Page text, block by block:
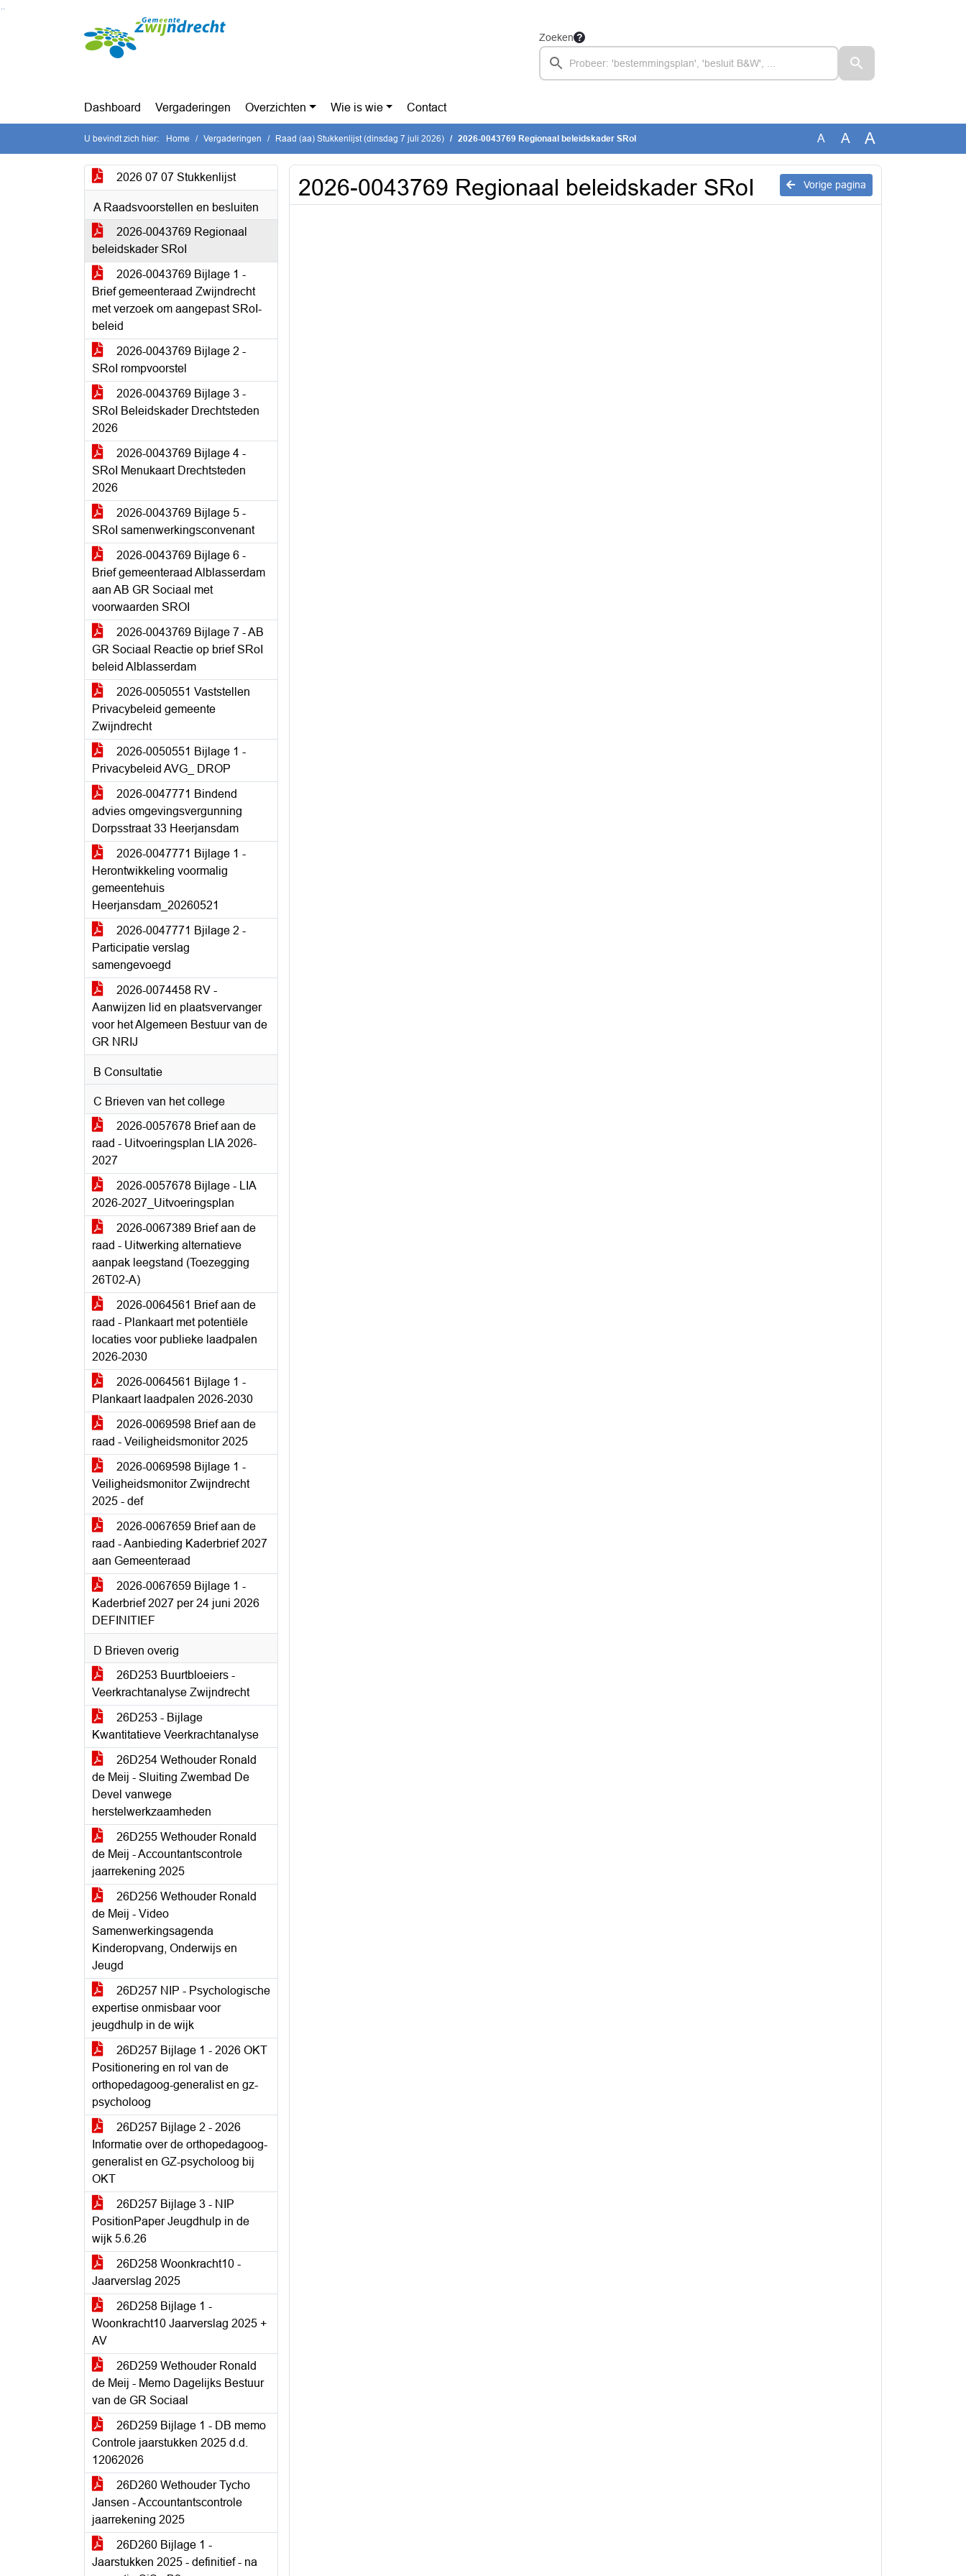
Ga naar de inhoud van deze pagina
Zoeken
Dashboard Vergaderingen Overzichten Wie is wie Contact
U bevindt zich hier: Home Vergaderingen Raad (aa) Stukkenlijst (dinsdag 7 juli 2026) 2026-0043769 Regionaal beleidskader SRoI A A A
2026 07 07 Stukkenlijst
A Raadsvoorstellen en besluiten
2026-0043769 Regionaal
beleidskader SRoI
2026-0043769 Bijlage 1 -
Brief gemeenteraad Zwijndrecht
met verzoek om aangepast SRoI-
beleid
2026-0043769 Bijlage 2 -
SRoI rompvoorstel
2026-0043769 Bijlage 3 -
SRoI Beleidskader Drechtsteden
2026
2026-0043769 Bijlage 4 -
SRoI Menukaart Drechtsteden
2026
2026-0043769 Bijlage 5 -
SRoI samenwerkingsconvenant
2026-0043769 Bijlage 6 -
Brief gemeenteraad Alblasserdam
aan AB GR Sociaal met
voorwaarden SROI
2026-0043769 Bijlage 7 - AB
GR Sociaal Reactie op brief SRoI
beleid Alblasserdam
2026-0050551 Vaststellen
Privacybeleid gemeente
Zwijndrecht
2026-0050551 Bijlage 1 -
Privacybeleid AVG_ DROP
2026-0047771 Bindend
advies omgevingsvergunning
Dorpsstraat 33 Heerjansdam
2026-0047771 Bijlage 1 -
Herontwikkeling voormalig
gemeentehuis
Heerjansdam_20260521
2026-0047771 Bjilage 2 -
Participatie verslag
samengevoegd
2026-0074458 RV -
Aanwijzen lid en plaatsvervanger
voor het Algemeen Bestuur van de
GR NRIJ
B Consultatie
C Brieven van het college
2026-0057678 Brief aan de
raad - Uitvoeringsplan LIA 2026-
2027
2026-0057678 Bijlage - LIA
2026-2027_Uitvoeringsplan
2026-0067389 Brief aan de
raad - Uitwerking alternatieve
aanpak leegstand (Toezegging
26T02-A)
2026-0064561 Brief aan de
raad - Plankaart met potentiële
locaties voor publieke laadpalen
2026-2030
2026-0064561 Bijlage 1 -
Plankaart laadpalen 2026-2030
2026-0069598 Brief aan de
raad - Veiligheidsmonitor 2025
2026-0069598 Bijlage 1 -
Veiligheidsmonitor Zwijndrecht
2025 - def
2026-0067659 Brief aan de
raad - Aanbieding Kaderbrief 2027
aan Gemeenteraad
2026-0067659 Bijlage 1 -
Kaderbrief 2027 per 24 juni 2026
DEFINITIEF
D Brieven overig
26D253 Buurtbloeiers -
Veerkrachtanalyse Zwijndrecht
26D253 - Bijlage
Kwantitatieve Veerkrachtanalyse
26D254 Wethouder Ronald
de Meij - Sluiting Zwembad De
Devel vanwege
herstelwerkzaamheden
26D255 Wethouder Ronald
de Meij - Accountantscontrole
jaarrekening 2025
26D256 Wethouder Ronald
de Meij - Video
Samenwerkingsagenda
Kinderopvang, Onderwijs en
Jeugd
26D257 NIP - Psychologische
expertise onmisbaar voor
jeugdhulp in de wijk
26D257 Bijlage 1 - 2026 OKT
Positionering en rol van de
orthopedagoog-generalist en gz-
psycholoog
26D257 Bijlage 2 - 2026
Informatie over de orthopedagoog-
generalist en GZ-psycholoog bij
OKT
26D257 Bijlage 3 - NIP
PositionPaper Jeugdhulp in de
wijk 5.6.26
26D258 Woonkracht10 -
Jaarverslag 2025
26D258 Bijlage 1 -
Woonkracht10 Jaarverslag 2025 +
AV
26D259 Wethouder Ronald
de Meij - Memo Dagelijks Bestuur
van de GR Sociaal
26D259 Bijlage 1 - DB memo
Controle jaarstukken 2025 d.d.
12062026
26D260 Wethouder Tycho
Jansen - Accountantscontrole
jaarrekening 2025
26D260 Bijlage 1 -
Jaarstukken 2025 - definitief - na
Vorige pagina
2026-0043769 Regionaal beleidskader SRoI